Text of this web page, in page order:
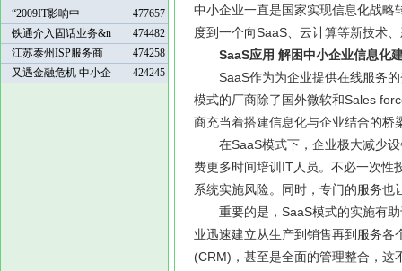
“2009IT影响中
477657
铁通介入固话业务&n
474482
江苏泰州ISP服务商
474258
又遇金融危机 中小企
424245
中小企业一直是国家实现信息化战略
度到一个向SaaS、云计算等新技术
SaaS应用 解困中小企业信息化
SaaS作为为企业提供在线服务的
模式的厂商除了国外微软和Sales
商充当着搭建信息化与企业结合的桥
在SaaS模式下，企业极大减少设
费更多时间培训IT人员。不必一次性
系统实施风险。同时，专门的服务
重要的是，SaaS模式的实施有助
业迅速建立从生产到销售再到服务
(CRM)，甚至是全面的管理整合，这